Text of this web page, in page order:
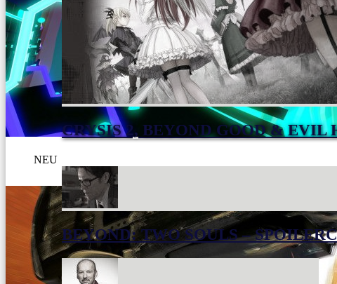
CRYSIS 2, BEYOND GOOD &
NEU
BEYOND: TWO SOULS –